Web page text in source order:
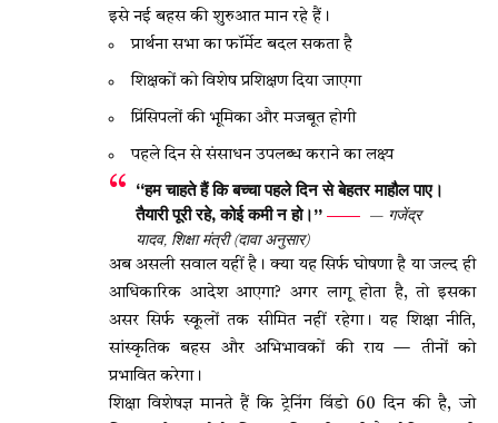
इसे नई बहस की शुरुआत मान रहे हैं।
प्रार्थना सभा का फॉर्मेट बदल सकता है
शिक्षकों को विशेष प्रशिक्षण दिया जाएगा
प्रिंसिपलों की भूमिका और मजबूत होगी
पहले दिन से संसाधन उपलब्ध कराने का लक्ष्य
“हम चाहते हैं कि बच्चा पहले दिन से बेहतर माहौल पाए।
तैयारी पूरी रहे, कोई कमी न हो।”
— गजेंद्र
यादव, शिक्षा मंत्री (दावा अनुसार)
अब असली सवाल यहीं है। क्या यह सिर्फ घोषणा है या जल्द ही
आधिकारिक आदेश आएगा? अगर लागू होता है, तो इसका
असर सिर्फ स्कूलों तक सीमित नहीं रहेगा। यह शिक्षा नीति,
सांस्कृतिक बहस और अभिभावकों की राय — तीनों को
प्रभावित करेगा।
शिक्षा विशेषज्ञ मानते हैं कि ट्रेनिंग विंडो 60 दिन की है, जो